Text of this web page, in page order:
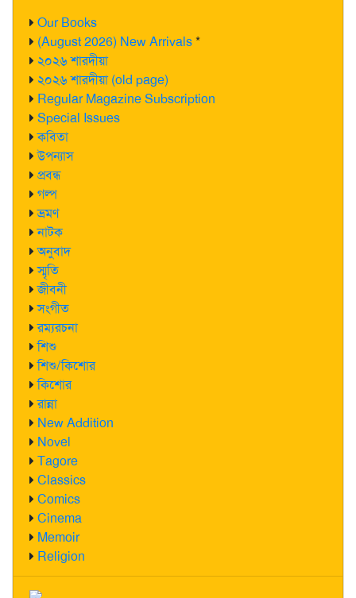
Our Books
(August 2026) New Arrivals*
২০২৬ শারদীয়া
২০২৬ শারদীয়া (old page)
Regular Magazine Subscription
Special Issues
কবিতা
উপন্যাস
প্রবন্ধ
গল্প
ভ্রমণ
নাটক
অনুবাদ
স্মৃতি
জীবনী
সংগীত
রম্যরচনা
শিশু
শিশু/কিশোর
কিশোর
রান্না
New Addition
Novel
Tagore
Classics
Comics
Cinema
Memoir
Religion